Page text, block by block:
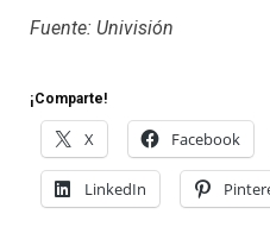
Fuente: Univisión
¡Comparte!
X Facebook
LinkedIn